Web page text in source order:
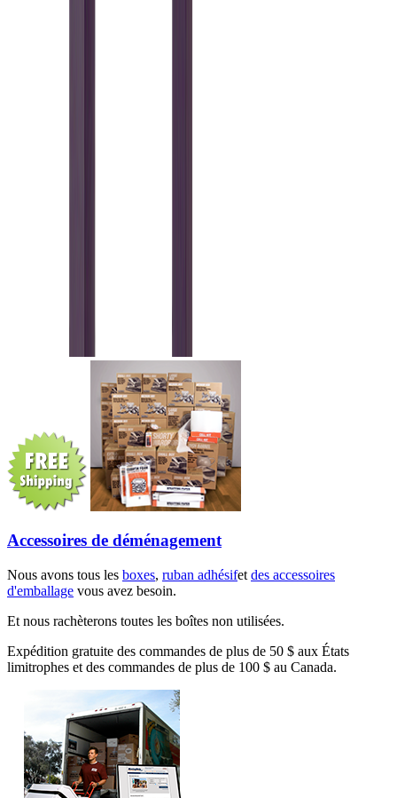
Accessoires de déménagement
Nous avons tous les boxes, ruban adhésifet des accessoires
d'emballage vous avez besoin.
Et nous rachèterons toutes les boîtes non utilisées.
Expédition gratuite des commandes de plus de 50 $ aux États
limitrophes et des commandes de plus de 100 $ au Canada.